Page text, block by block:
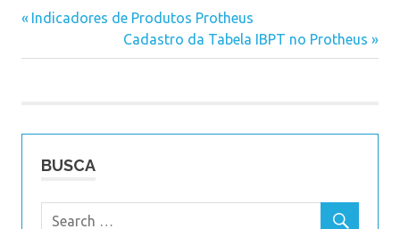
livros
fiscais
Navegação
Previous
Indicadores de Produtos Protheus
Next
Post:
Cadastro da Tabela IBPT no Protheus
BUSCA